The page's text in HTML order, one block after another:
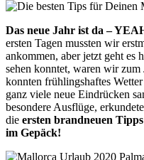
Das neue Jahr ist da –
ersten Tagen mussten wir
ankommen, aber jetzt geht es
sehen konntet, waren wir
konnten frühlingshaftes
ganz viele neue Eindrücken
besondere Ausflüge,
die ersten brandneuen
im Gepäck!